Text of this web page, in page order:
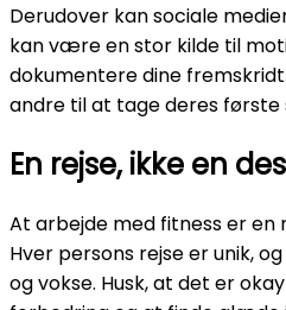
Derudover kan sociale
kan være en stor kilde til
dokumentere dine
andre til at tage deres første
En rejse, ikke en
At arbejde med fitness er en
Hver persons rejse er unik,
og vokse. Husk, at det er